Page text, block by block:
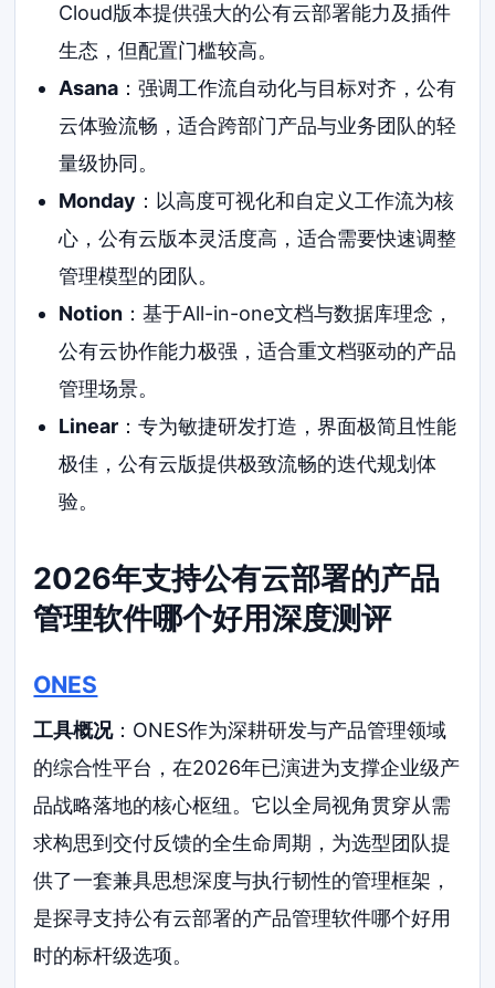
Cloud版本提供强大的公有云部署能力及插件
生态，但配置门槛较高。
Asana：强调工作流自动化与目标对齐，公有
云体验流畅，适合跨部门产品与业务团队的轻
量级协同。
Monday ：以高度可视化和自定义工作流为核
心，公有云版本灵活度高，适合需要快速调整
管理模型的团队。
Notion：基于All-in-one文档与数据库理念，
公有云协作能力极强，适合重文档驱动的产品
管理场景。
Linear：专为敏捷研发打造，界面极简且性能
极佳，公有云版提供极致流畅的迭代规划体
验。
2026年支持公有云部署的产品
管理软件哪个好用深度测评
ONES
工具概况：ONES作为深耕研发与产品管理领域
的综合性平台，在2026年已演进为支撑企业级产
品战略落地的核心枢纽。它以全局视角贯穿从需
求构思到交付反馈的全生命周期，为选型团队提
供了一套兼具思想深度与执行韧性的管理框架，
是探寻支持公有云部署的产品管理软件哪个好用
时的标杆级选项。